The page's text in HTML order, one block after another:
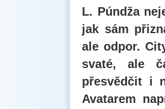
L. Púndža
jak sám
ale odpor.
svaté, ale
přesvědčit i
Avatarem